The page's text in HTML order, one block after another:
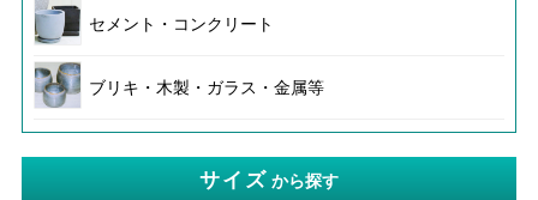
セメント・コンクリート
ブリキ・木製・ガラス・金属等
サイズ から探す